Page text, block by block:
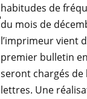
habitudes de
du mois de
l’imprimeur vient
premier bulletin
seront chargés
lettres. Une